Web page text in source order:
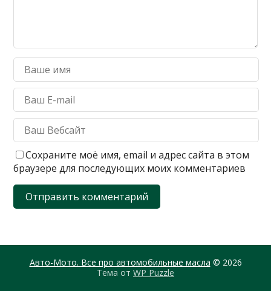
Сохраните моё имя, email и адрес сайта в этом
браузере для последующих моих комментариев
Авто-Мото. Все про автомобильные масла © 2026
Тема от WP Puzzle